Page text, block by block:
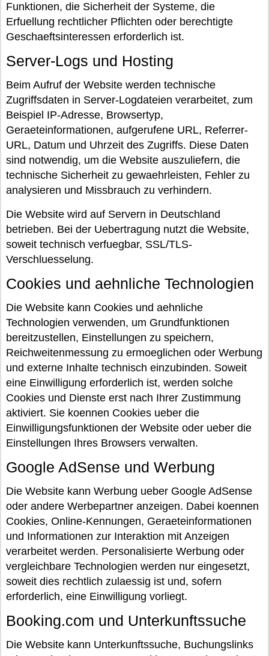
Funktionen, die Sicherheit der Systeme, die
Erfuellung rechtlicher Pflichten oder berechtigte
Geschaeftsinteressen erforderlich ist.
Server-Logs und Hosting
Beim Aufruf der Website werden technische
Zugriffsdaten in Server-Logdateien verarbeitet, zum
Beispiel IP-Adresse, Browsertyp,
Geraeteinformationen, aufgerufene URL, Referrer-
URL, Datum und Uhrzeit des Zugriffs. Diese Daten
sind notwendig, um die Website auszuliefern, die
technische Sicherheit zu gewaehrleisten, Fehler zu
analysieren und Missbrauch zu verhindern.
Die Website wird auf Servern in Deutschland
betrieben. Bei der Uebertragung nutzt die Website,
soweit technisch verfuegbar, SSL/TLS-
Verschluesselung.
Cookies und aehnliche Technologien
Die Website kann Cookies und aehnliche
Technologien verwenden, um Grundfunktionen
bereitzustellen, Einstellungen zu speichern,
Reichweitenmessung zu ermoeglichen oder Werbung
und externe Inhalte technisch einzubinden. Soweit
eine Einwilligung erforderlich ist, werden solche
Cookies und Dienste erst nach Ihrer Zustimmung
aktiviert. Sie koennen Cookies ueber die
Einwilligungsfunktionen der Website oder ueber die
Einstellungen Ihres Browsers verwalten.
Google AdSense und Werbung
Die Website kann Werbung ueber Google AdSense
oder andere Werbepartner anzeigen. Dabei koennen
Cookies, Online-Kennungen, Geraeteinformationen
und Informationen zur Interaktion mit Anzeigen
verarbeitet werden. Personalisierte Werbung oder
vergleichbare Technologien werden nur eingesetzt,
soweit dies rechtlich zulaessig ist und, sofern
erforderlich, eine Einwilligung vorliegt.
Booking.com und Unterkunftssuche
Die Website kann Unterkunftssuche, Buchungslinks